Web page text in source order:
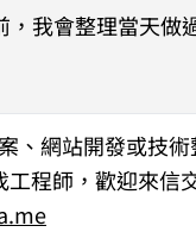
，我會整理當天做
、網站開發或技
程師，歡迎來信